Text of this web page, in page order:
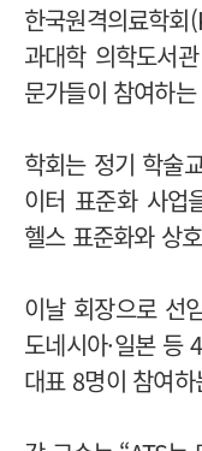
한국원격의료학
과대학 의학도서
문가들이 참여하
학회는 정기 학술
이터 표준화 사업
헬스 표준화와 상
이날 회장으로 선
도네시아·일본 등
대표 8명이 참여